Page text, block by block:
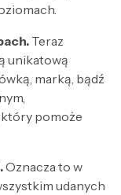
Teraz
unikatową
marką, bądź
który pomoże
Oznacza to w
udanych